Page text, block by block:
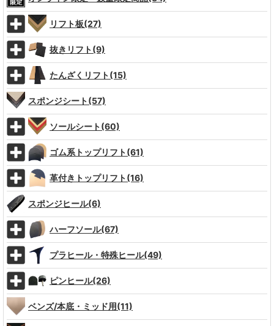
リフト板(27)
抜きリフト(9)
たんざくリフト(15)
スポンジシート(57)
ソールシート(60)
ゴム系トップリフト(61)
革付きトップリフト(16)
スポンジヒール(6)
ハーフソール(67)
プラヒール・特殊ヒール(49)
ピンヒール(26)
ベンズ/本底・ミッド用(11)